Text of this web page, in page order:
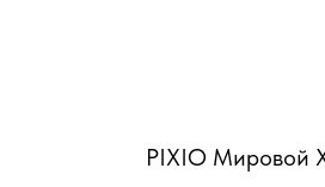
PIXIO Мировой